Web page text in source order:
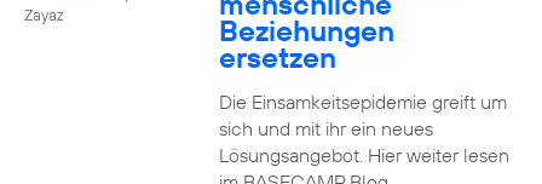
Zayaz
Beziehungen
ersetzen
Die Einsamkeitsepidemie greift um
sich und mit ihr ein neues
Lösungsangebot. Hier weiter lesen